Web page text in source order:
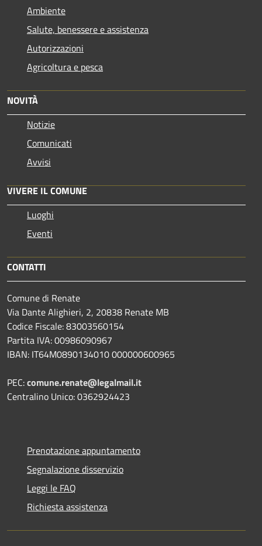
Ambiente
Salute, benessere e assistenza
Autorizzazioni
Agricoltura e pesca
NOVITÀ
Notizie
Comunicati
Avvisi
VIVERE IL COMUNE
Luoghi
Eventi
CONTATTI
Comune di Renate
Via Dante Alighieri, 2, 20838 Renate MB
Codice Fiscale: 83003560154
Partita IVA: 00986090967
IBAN: IT64M0890134010 000000600965
PEC:comune.renate@legalmail.it
Centralino Unico: 0362924423
Prenotazione appuntamento
Segnalazione disservizio
Leggi le FAQ
Richiesta assistenza